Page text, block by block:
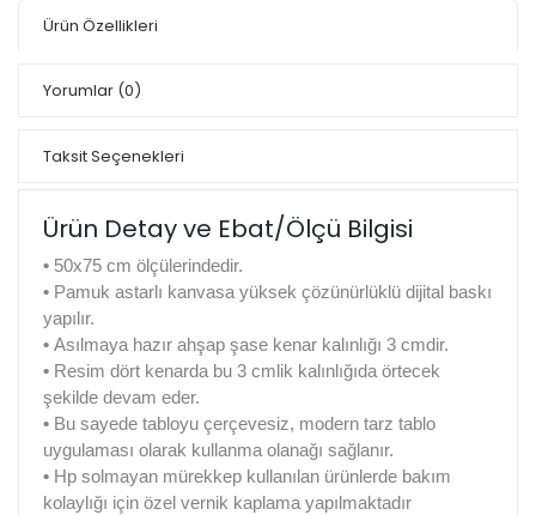
Ürün Özellikleri
Yorumlar (0)
Taksit Seçenekleri
Ürün Detay ve Ebat/Ölçü Bilgisi
• 50x75 cm ölçülerindedir.
• Pamuk astarlı kanvasa yüksek çözünürlüklü dijital baskı
yapılır.
• Asılmaya hazır ahşap şase kenar kalınlığı 3 cmdir.
• Resim dört kenarda bu 3 cmlik kalınlığıda örtecek
şekilde devam eder.
• Bu sayede tabloyu çerçevesiz, modern tarz tablo
uygulaması olarak kullanma olanağı sağlanır.
• Hp solmayan mürekkep kullanılan ürünlerde bakım
kolaylığı için özel vernik kaplama yapılmaktadır